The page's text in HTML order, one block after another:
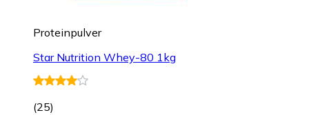
Proteinpulver
Star Nutrition Whey-80 1kg
(25)